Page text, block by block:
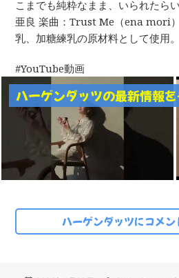
こまでも純粋なまま、いられたら
亜良 楽曲：Trust Me（ena mori
乳、加糖練乳の原材料として使用。
YouTube動画
ハーゲンダッツの最新情報
ハーゲンダッツにコメ